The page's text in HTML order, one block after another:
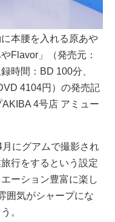
本腰を入れる原あや
Flavor」（発売元：
時間：BD 100分、
4104円）の発売記
4号店 アミュー
にグアムで撮影され
行をするという設定
ーション豊富に楽し
囲気がシャープにな
。